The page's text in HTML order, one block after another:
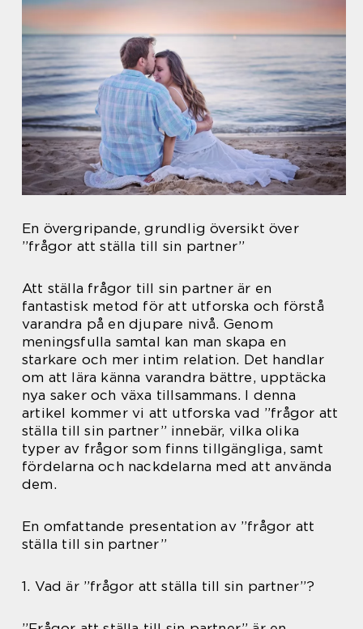
En övergripande, grundlig översikt över
”frågor att ställa till sin partner”
Att ställa frågor till sin partner är en
fantastisk metod för att utforska och förstå
varandra på en djupare nivå. Genom
meningsfulla samtal kan man skapa en
starkare och mer intim relation. Det handlar
om att lära känna varandra bättre, upptäcka
nya saker och växa tillsammans. I denna
artikel kommer vi att utforska vad ”frågor att
ställa till sin partner” innebär, vilka olika
typer av frågor som finns tillgängliga, samt
fördelarna och nackdelarna med att använda
dem.
En omfattande presentation av ”frågor att
ställa till sin partner”
1. Vad är ”frågor att ställa till sin partner”?